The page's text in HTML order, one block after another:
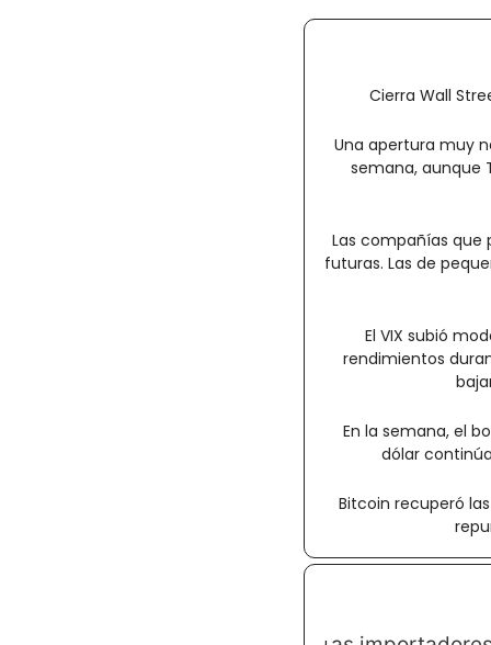
Cierra Wall
Una apertura muy
semana, aunque
Las compañías que
futuras. Las de
El VIX subió
rendimientos
En la semana, el
dólar
Bitcoin recuperó